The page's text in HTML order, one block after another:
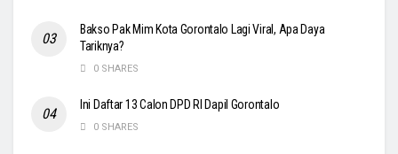
Bakso Pak Mim Kota Gorontalo Lagi Viral, Apa Daya
Tariknya?
0 SHARES
Ini Daftar 13 Calon DPD RI Dapil Gorontalo
0 SHARES